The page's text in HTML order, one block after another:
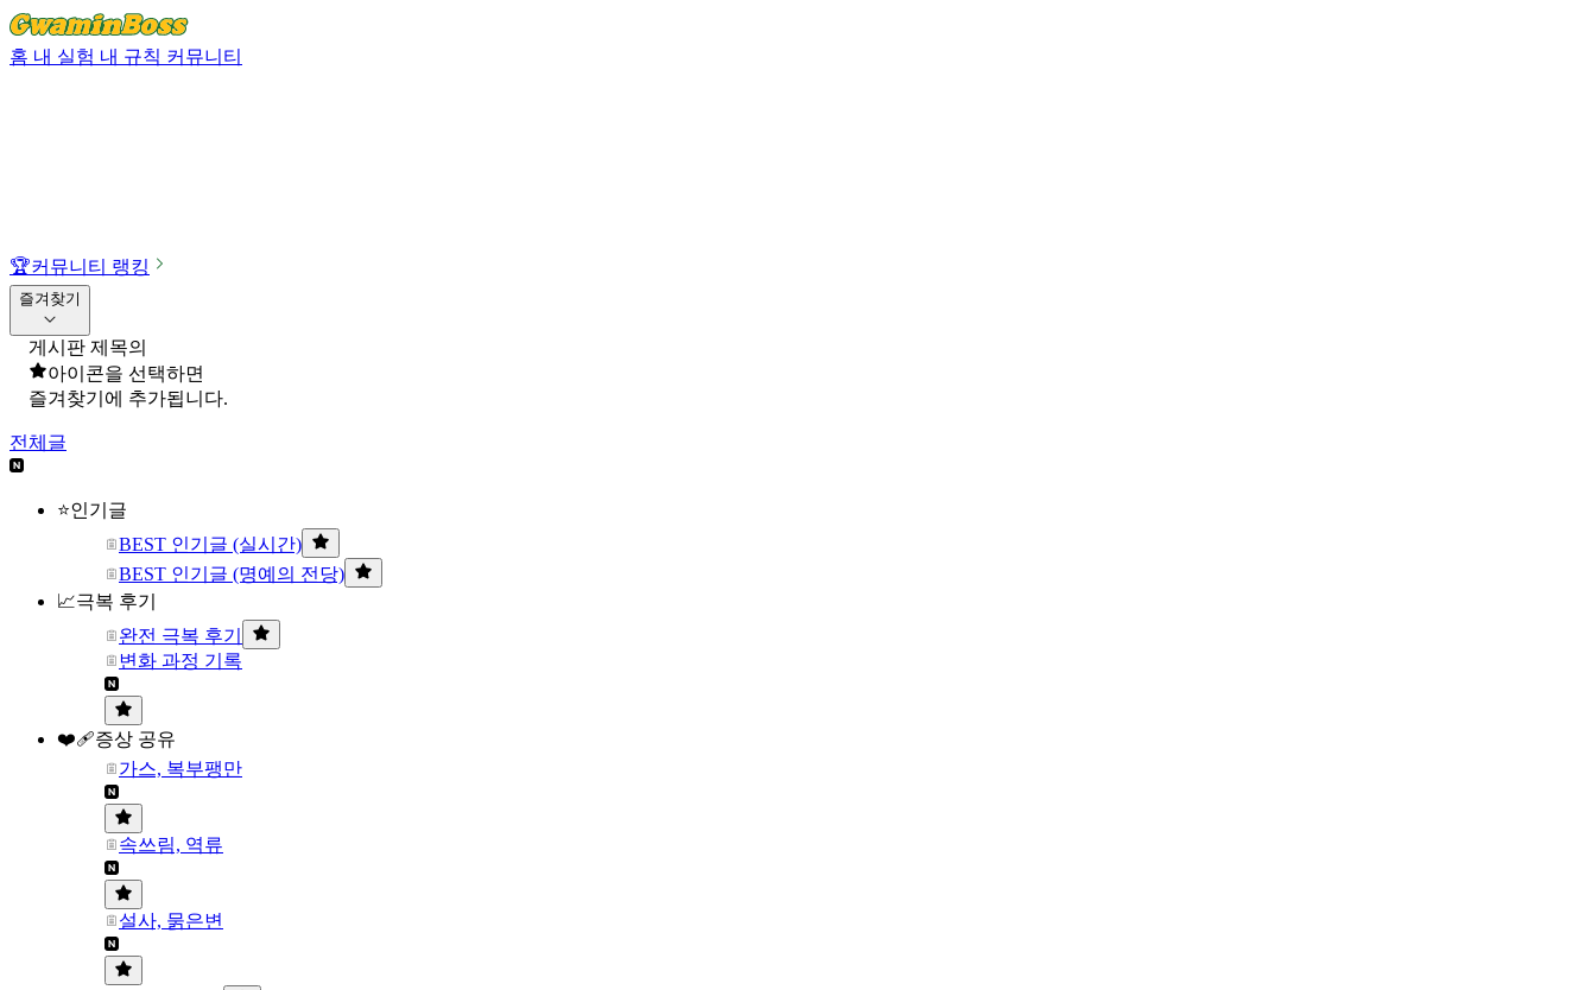
홈 내 실험 내 규칙 커뮤니티
🏆커뮤니티 랭킹
즐겨찾기
게시판 제목의
아이콘을 선택하면
즐겨찾기에 추가됩니다.
전체글
⭐인기글
BEST 인기글 (실시간)
BEST 인기글 (명예의 전당)
📈극복 후기
완전 극복 후기
변화 과정 기록
❤️‍🩹증상 공유
가스, 복부팽만
속쓰림, 역류
설사, 묽은변